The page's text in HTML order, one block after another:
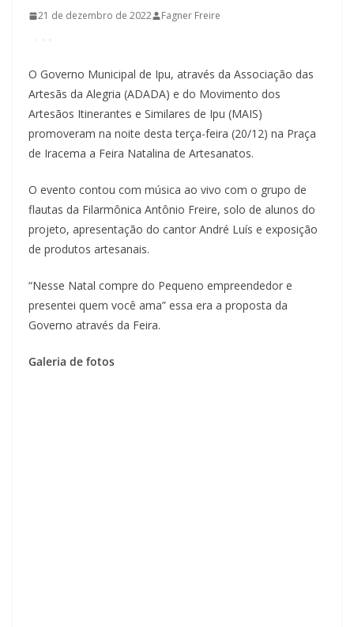
21 de dezembro de 2022 Fagner Freire
O Governo Municipal de Ipu, através da Associação das
Artesãs da Alegria (ADADA) e do Movimento dos
Artesãos Itinerantes e Similares de Ipu (MAIS)
promoveram na noite desta terça-feira (20/12) na Praça
de Iracema a Feira Natalina de Artesanatos.
O evento contou com música ao vivo com o grupo de
flautas da Filarmônica Antônio Freire, solo de alunos do
projeto, apresentação do cantor André Luís e exposição
de produtos artesanais.
“Nesse Natal compre do Pequeno empreendedor e
presentei quem você ama” essa era a proposta da
Governo através da Feira.
Galeria de fotos